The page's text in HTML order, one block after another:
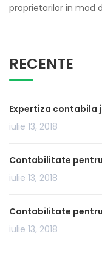
proprietarilor in mod
RECENTE
Expertiza contabila
iulie 13, 2018
Contabilitate pentru
iulie 13, 2018
Contabilitate pentru
iulie 13, 2018